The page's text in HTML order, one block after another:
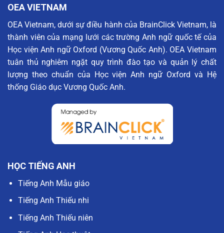
OEA VIETNAM
OEA Vietnam, dưới sự điều hành của BrainClick Vietnam, là
thành viên của mạng lưới các trường Anh ngữ quốc tế của
Học viện Anh ngữ Oxford (Vương Quốc Anh). OEA Vietnam
tuân thủ nghiêm ngặt quy trình đào tạo và quản lý chất
lượng theo chuẩn của Học viện Anh ngữ Oxford và Hệ
thống Giáo dục Vương Quốc Anh.
HỌC TIẾNG ANH
Tiếng Anh Mẫu giáo
Tiếng Anh Thiếu nhi
Tiếng Anh Thiếu niên